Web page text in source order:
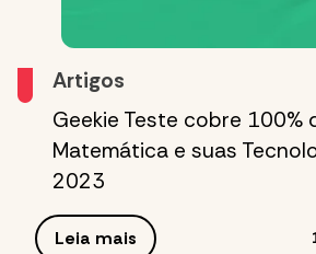
Artigos
Geekie Teste cobre 100%
Matemática e suas
2023
Leia mais